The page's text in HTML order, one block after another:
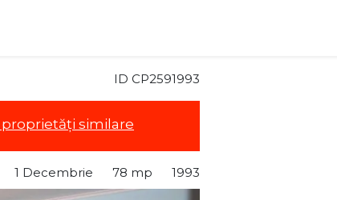
ID CP2591993
similare
1 Decembrie 78 mp 1993